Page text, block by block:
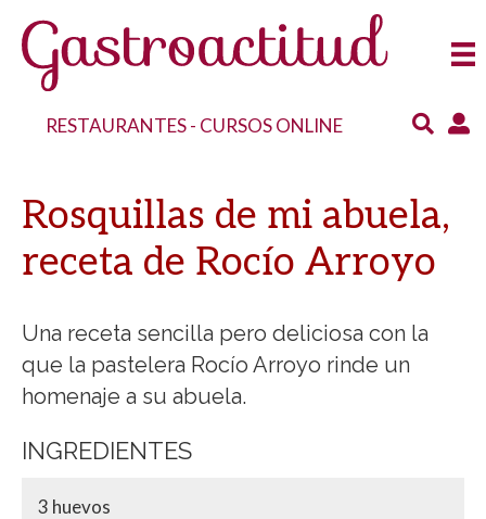
RESTAURANTES- CURSOS ONLINE
Rosquillas de mi abuela,
receta de Rocío Arroyo
Una receta sencilla pero deliciosa con la
que la pastelera Rocío Arroyo rinde un
homenaje a su abuela.
INGREDIENTES
3 huevos